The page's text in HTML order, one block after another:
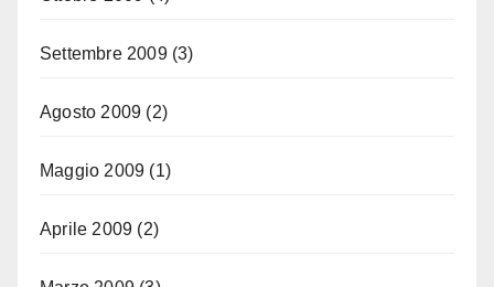
Settembre 2009(3)
Agosto 2009 (2)
Maggio 2009 (1)
Aprile 2009 (2)